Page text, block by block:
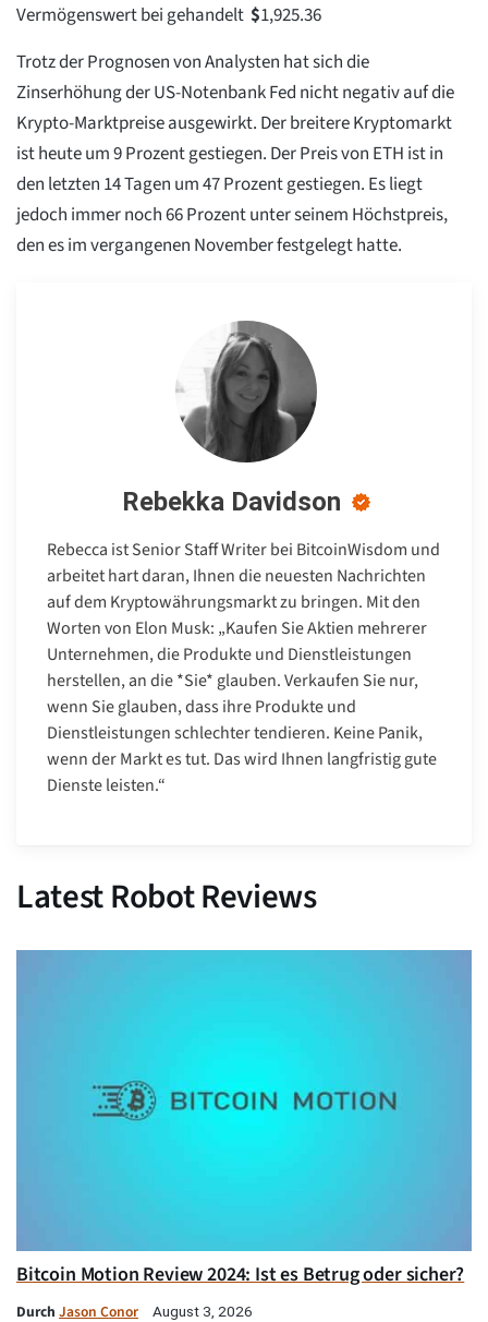
Vermögenswert bei gehandelt $1,925.36
Trotz der Prognosen von Analysten hat sich die
Zinserhöhung der US-Notenbank Fed nicht negativ auf die
Krypto-Marktpreise ausgewirkt. Der breitere Kryptomarkt
ist heute um 9 Prozent gestiegen. Der Preis von ETH ist in
den letzten 14 Tagen um 47 Prozent gestiegen. Es liegt
jedoch immer noch 66 Prozent unter seinem Höchstpreis,
den es im vergangenen November festgelegt hatte.
Rebekka Davidson
Rebecca ist Senior Staff Writer bei BitcoinWisdom und
arbeitet hart daran, Ihnen die neuesten Nachrichten
auf dem Kryptowährungsmarkt zu bringen. Mit den
Worten von Elon Musk: „Kaufen Sie Aktien mehrerer
Unternehmen, die Produkte und Dienstleistungen
herstellen, an die *Sie* glauben. Verkaufen Sie nur,
wenn Sie glauben, dass ihre Produkte und
Dienstleistungen schlechter tendieren. Keine Panik,
wenn der Markt es tut. Das wird Ihnen langfristig gute
Dienste leisten.“
Latest Robot Reviews
Bitcoin Motion Review 2024: Ist es Betrug oder sicher?
Durch Jason Conor August 3, 2026